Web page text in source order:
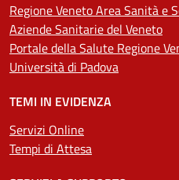
Regione Veneto Area Sanità e
Aziende Sanitarie del Veneto
Portale della Salute Regione
Università di Padova
TEMI IN EVIDENZA
Servizi Online
Tempi di Attesa